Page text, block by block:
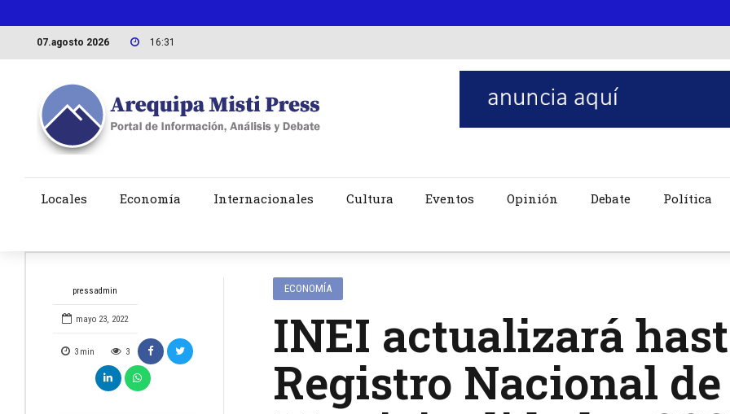
07.agosto 2026 16:31
Locales Economía Internacionales Cultura Eventos Opinión Debate Política
pressadmin
mayo 23, 2022
3 min 3
ECONOMÍA
INEI actualizará
Registro Nacional de